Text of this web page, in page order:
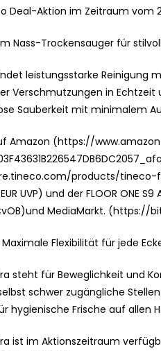
Deal-Aktion im Zeitraum vom
Nass-Trockensauger für
leistungsstarke
Verschmutzungen in Echtzeit
Sauberkeit mit minimalem
Amazon (https://
products/
UVP) und der FLOOR ONE
MediaMarkt. (https://
Maximale Flexibilität für jede
steht für Beweglichkeit und
schwer zugängliche
hygienische Frische auf allen
ist im Aktionszeitraum